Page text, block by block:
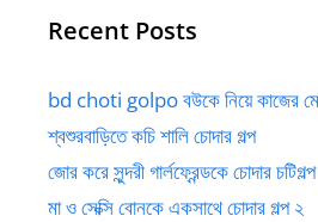
Recent Posts
bd choti golpo বউকে নিয়ে কাজের
শ্বশুরবাড়িতে কচি শালি চোদার গল্প
জোর করে সুন্দরী গার্লফ্রেন্ডকে চোদার চটিগল্প
মা ও সেক্সি বোনকে একসাথে চোদার গল্প ২